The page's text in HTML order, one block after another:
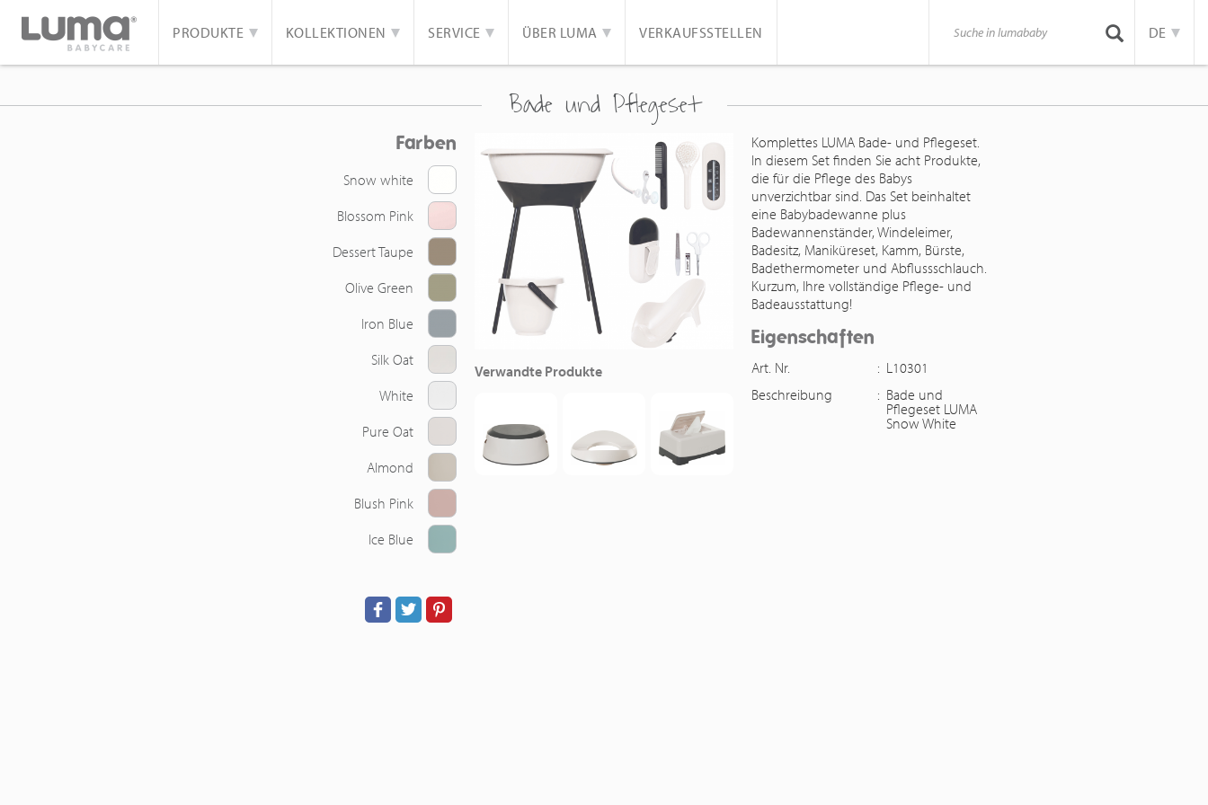
PRODUKTE KOLLEKTIONEN SERVICE ÜBER LUMA VERKAUFSSTELLEN DE
Bade und Pflegeset
Farben
Snow white
Blossom Pink
Dessert Taupe
Olive Green
Iron Blue
Silk Oat
White
Pure Oat
Almond
Blush Pink
Ice Blue
Verwandte Produkte
Komplettes LUMA Bade- und Pflegeset.
In diesem Set finden Sie acht Produkte,
die für die Pflege des Babys
unverzichtbar sind. Das Set beinhaltet
eine Babybadewanne plus
Badewannenständer, Windeleimer,
Badesitz, Maniküreset, Kamm, Bürste,
Badethermometer und Abflussschlauch.
Kurzum, Ihre vollständige Pflege- und
Badeausstattung!
Eigenschaften
Art. Nr. : L10301
Beschreibung
: Bade und
Pflegeset LUMA
Snow White